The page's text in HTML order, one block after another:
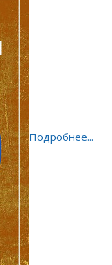
Подробнее...